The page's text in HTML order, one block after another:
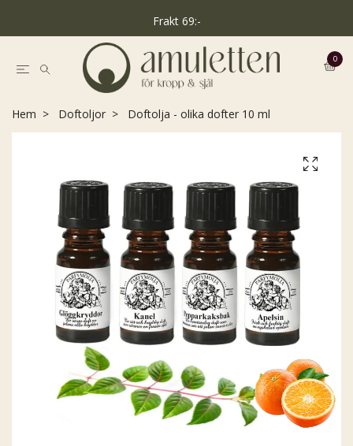
Frakt 69:-
0
Hem Doftoljor Doftolja - olika dofter 10 ml